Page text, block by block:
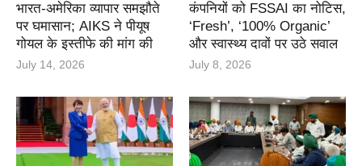
भारत-अमेरिका व्यापार समझौते
पर घमासान; AIKS ने पीयूष
गोयल के इस्तीफे की मांग की
July 14, 2026
कंपनियों को FSSAI का नोटिस,
‘Fresh’, ‘100% Organic’
और स्वास्थ्य दावों पर उठे सवाल
July 8, 2026